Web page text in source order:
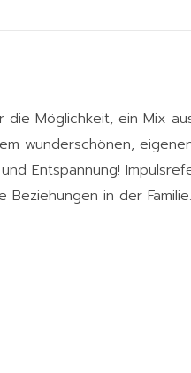
Möglichkeit, ein Mix
wunderschönen,
Entspannung!
in der Familie.